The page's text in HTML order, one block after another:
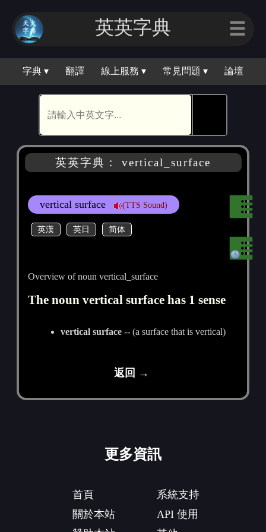
英英字典 ☰
字典 ▾ 翻譯 線上服務 ▾ 常見問題 ▾ 論壇
英英字典： vertical_surface
vertical surface (TTS Sound)
英漢 英日 简体
Overview of noun vertical_surface
The noun vertical surface has 1 sense
vertical surface -- (a surface that is vertical)
返回 →
更多資訊
首頁
關於本站
系統支持
API 使用